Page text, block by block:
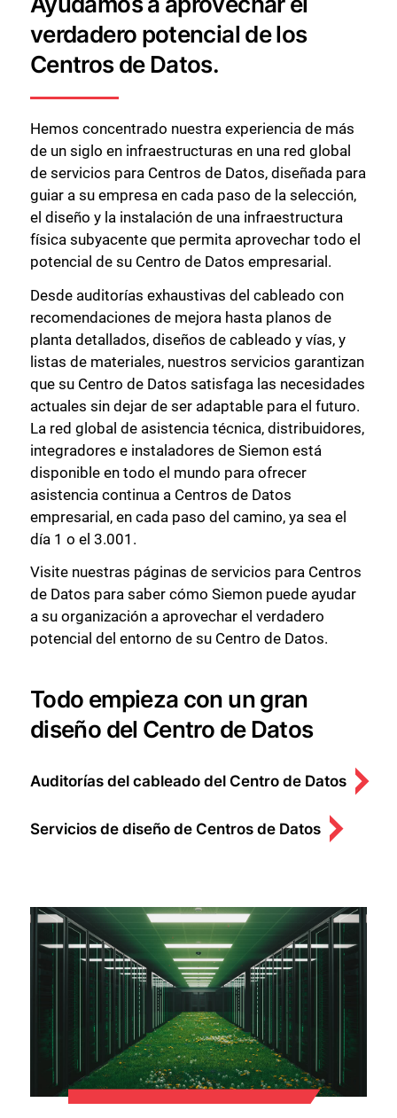
verdadero potencial de los
Centros de Datos.
Hemos concentrado nuestra experiencia de más
de un siglo en infraestructuras en una red global
de servicios para Centros de Datos, diseñada para
guiar a su empresa en cada paso de la selección,
el diseño y la instalación de una infraestructura
física subyacente que permita aprovechar todo el
potencial de su Centro de Datos empresarial.
Desde auditorías exhaustivas del cableado con
recomendaciones de mejora hasta planos de
planta detallados, diseños de cableado y vías, y
listas de materiales, nuestros servicios garantizan
que su Centro de Datos satisfaga las necesidades
actuales sin dejar de ser adaptable para el futuro.
La red global de asistencia técnica, distribuidores,
integradores e instaladores de Siemon está
disponible en todo el mundo para ofrecer
asistencia continua a Centros de Datos
empresarial, en cada paso del camino, ya sea el
día 1 o el 3.001.
Visite nuestras páginas de servicios para Centros
de Datos para saber cómo Siemon puede ayudar
a su organización a aprovechar el verdadero
potencial del entorno de su Centro de Datos.
Todo empieza con un gran
diseño del Centro de Datos
Auditorías del cableado del Centro de Datos
Servicios de diseño de Centros de Datos
Cerrar